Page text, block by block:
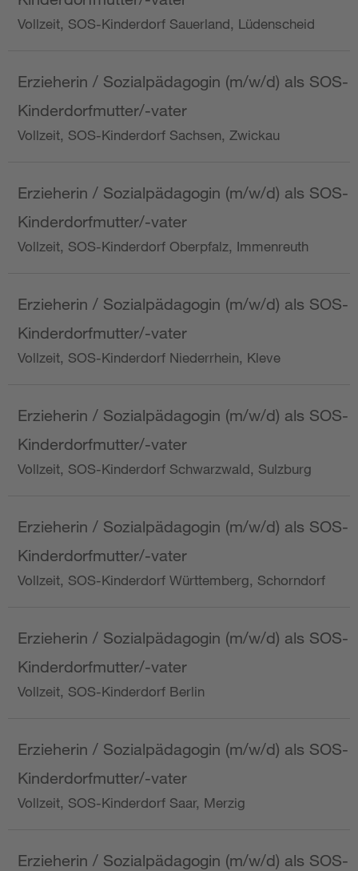
Vollzeit, SOS-Kinderdorf Sauerland, Lüdenscheid
Erzieherin / Sozialpädagogin (m/w/d) als SOS-
Kinderdorfmutter/-vater
Vollzeit, SOS-Kinderdorf Sachsen, Zwickau
Erzieherin / Sozialpädagogin (m/w/d) als SOS-
Kinderdorfmutter/-vater
Vollzeit, SOS-Kinderdorf Oberpfalz, Immenreuth
Erzieherin / Sozialpädagogin (m/w/d) als SOS-
Kinderdorfmutter/-vater
Vollzeit, SOS-Kinderdorf Niederrhein, Kleve
Erzieherin / Sozialpädagogin (m/w/d) als SOS-
Kinderdorfmutter/-vater
Vollzeit, SOS-Kinderdorf Schwarzwald, Sulzburg
Erzieherin / Sozialpädagogin (m/w/d) als SOS-
Kinderdorfmutter/-vater
Vollzeit, SOS-Kinderdorf Württemberg, Schorndorf
Erzieherin / Sozialpädagogin (m/w/d) als SOS-
Kinderdorfmutter/-vater
Vollzeit, SOS-Kinderdorf Berlin
Erzieherin / Sozialpädagogin (m/w/d) als SOS-
Kinderdorfmutter/-vater
Vollzeit, SOS-Kinderdorf Saar, Merzig
Erzieherin / Sozialpädagogin (m/w/d) als SOS-